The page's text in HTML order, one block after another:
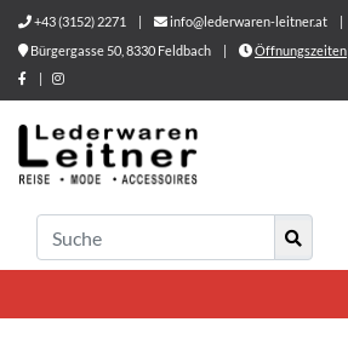
+43 (3152) 2271 | info@lederwaren-leitner.at
|
Bürgergasse 50, 8330 Feldbach
|
Öffnungszeiten
|